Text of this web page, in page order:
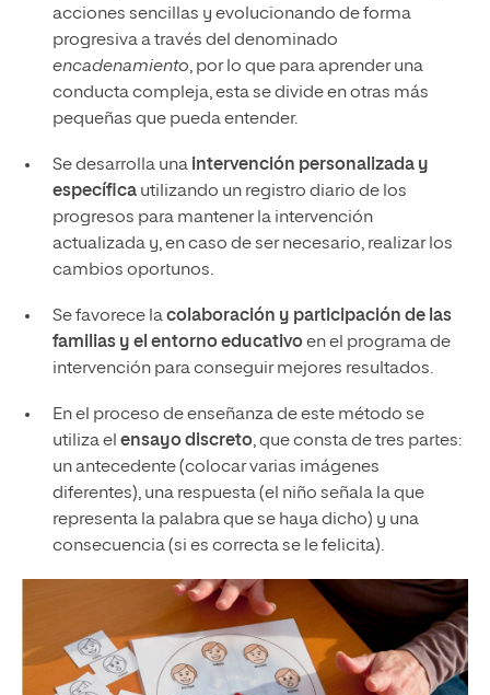
acciones sencillas y evolucionando de forma
progresiva a través del denominado
encadenamiento, por lo que para aprender una
conducta compleja, esta se divide en otras más
pequeñas que pueda entender.
Se desarrolla una intervención personalizada y
específicautilizando un registro diario de los
progresos para mantener la intervención
actualizada y, en caso de ser necesario, realizar los
cambios oportunos.
Se favorece lacolaboración y participación de las
familias y el entorno educativoen el programa de
intervención para conseguir mejores resultados.
En el proceso de enseñanza de este método se
utiliza el ensayo discreto, que consta de tres partes:
un antecedente (colocar varias imágenes
diferentes), una respuesta (el niño señala la que
representa la palabra que se haya dicho) y una
consecuencia (si es correcta se le felicita).